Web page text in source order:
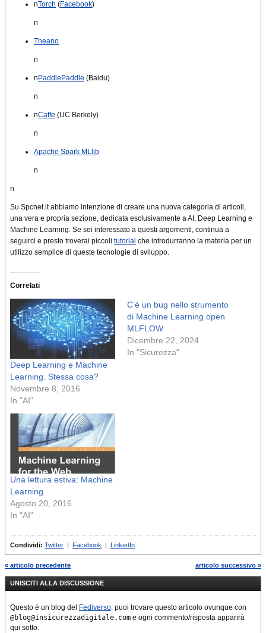
nTorch (Facebook)
n
Theano
n
n PaddlePaddle (Baidu)
n
nCaffe (UC Berkely)
n
Apache Spark MLlib
n
n
Su Spcnet.it abbiamo intenzione di creare una nuova categoria di articoli,
una vera e propria sezione, dedicata esclusivamente a AI, Deep Learning e
Machine Learning. Se sei interessato a questi argomenti, continua a
seguirci e presto troverai piccoli tutorial che introdurranno la materia per un
utilizzo semplice di queste tecnologie di sviluppo.
Correlati
Deep Learning e Machine
Learning. Stessa cosa?
Novembre 8, 2016
In "AI"
C’è un bug nello strumento
di Machine Learning open
MLFLOW
Dicembre 22, 2024
In "Sicurezza"
Una lettura estiva: Machine
Learning
Agosto 20, 2016
In "AI"
Condividi: Twitter Facebook LinkedIn
« articolo precedente articolo successivo »
UNISCITI ALLA DISCUSSIONE
Questo è un blog del Fediverso: puoi trovare questo articolo ovunque con
@blog@insicurezzadigitale.com e ogni commento/risposta apparirà
qui sotto.